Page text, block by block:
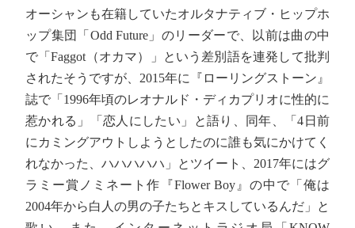
オーシャンも在籍していたオルタナティブ・ヒップホ
ップ集団「Odd Future」のリーダーで、以前は曲の中
で「Faggot（オカマ）」という差別語を連発して批判
されたそうですが、2015年に『ローリングストーン』
誌で「1996年頃のレオナルド・ディカプリオに性的に
惹かれる」「恋人にしたい」と語り、同年、「4日前
にカミングアウトしようとしたのに誰も気にかけてく
れなかった、ハハハハハ」とツイート、2017年にはグ
ラミー賞ノミネート作『Flower Boy』の中で「俺は
2004年から白人の男の子たちとキスしているんだ」と